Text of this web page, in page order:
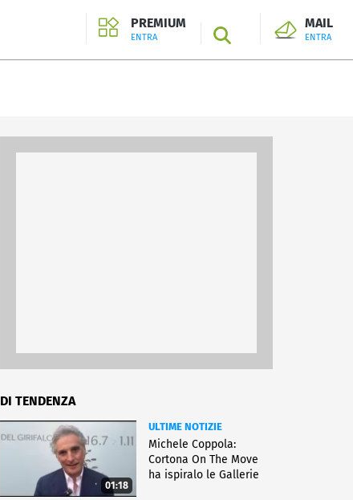
PREMIUM
ENTRA SEARCH
MAIL
ENTRA
DI TENDENZA
01:18
ULTIME NOTIZIE
Michele Coppola:
Cortona On The Move
ha ispiralo le Gallerie